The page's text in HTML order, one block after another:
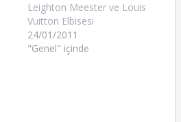
Leighton Meester ve Louis
Vuitton Elbisesi
24/01/2011
"Genel" içinde